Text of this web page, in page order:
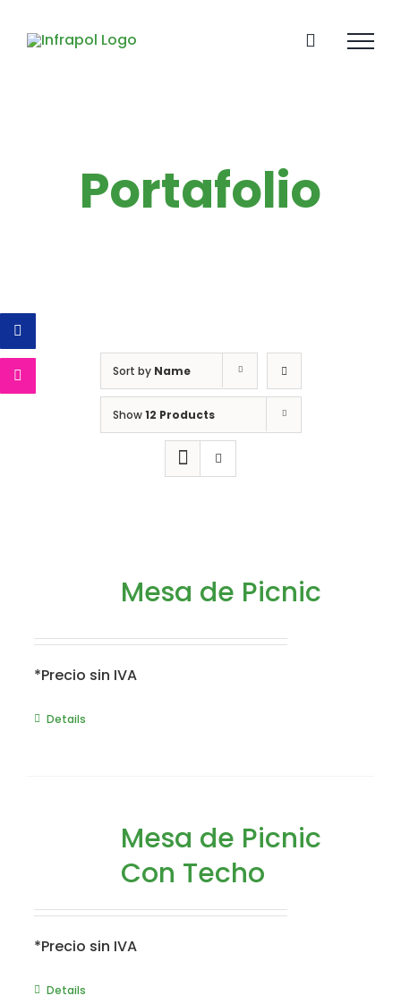
Portafolio
Sort by Name
Show12 Products
Mesa de Picnic
*Precio sin IVA
Details
Mesa de Picnic
Con Techo
*Precio sin IVA
Details